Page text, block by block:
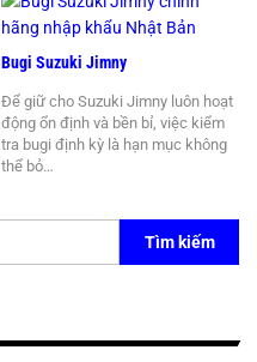
Bugi Suzuki Jimny
Để giữ cho Suzuki Jimny luôn hoạt
động ổn định và bền bỉ, việc kiểm
tra bugi định kỳ là hạn mục không
thể bỏ…
Tìm kiếm